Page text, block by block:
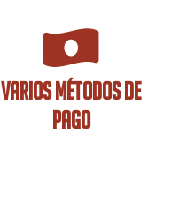
VARIOS MÉTODOS DE
PAGO